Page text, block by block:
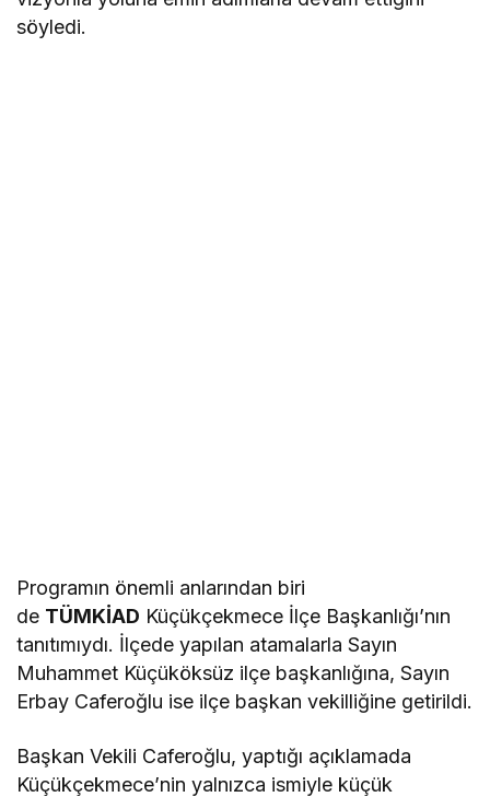
söyledi.
Programın önemli anlarından biri
de TÜMKİAD Küçükçekmece İlçe Başkanlığı’nın
tanıtımıydı. İlçede yapılan atamalarla Sayın
Muhammet Küçüköksüz ilçe başkanlığına, Sayın
Erbay Caferoğlu ise ilçe başkan vekilliğine getirildi.
Başkan Vekili Caferoğlu, yaptığı açıklamada
Küçükçekmece’nin yalnızca ismiyle küçük